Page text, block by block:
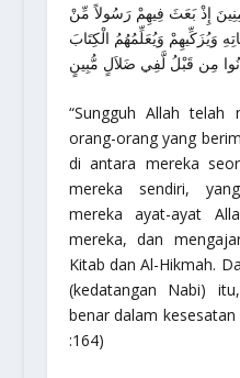
إِذْ بَعَثَ فِيهِمْ رَسُولاً مِّنْ
وَيُزَكِّيهِمْ وَيُعَلِّمُهُمُ الْكِتَابَ
مِن قَبْلُ لَّفِي ضَلاَلٍ مُّبِينٍ
“Sungguh Allah telah
orang-orang yang
di antara mereka
mereka sendiri,
mereka ayat-ayat
mereka, dan
Kitab dan Al-Hikmah.
(kedatangan Nabi)
benar dalam kesesatan
:164)